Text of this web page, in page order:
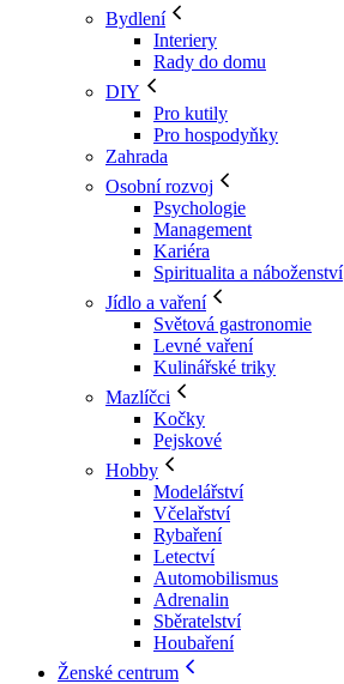
Bydlení
Interiery
Rady do domu
DIY
Pro kutily
Pro hospodyňky
Zahrada
Osobní rozvoj
Psychologie
Management
Kariéra
Spiritualita a náboženství
Jídlo a vaření
Světová gastronomie
Levné vaření
Kulinářské triky
Mazlíčci
Kočky
Pejskové
Hobby
Modelářství
Včelařství
Rybaření
Letectví
Automobilismus
Adrenalin
Sběratelství
Houbaření
Ženské centrum